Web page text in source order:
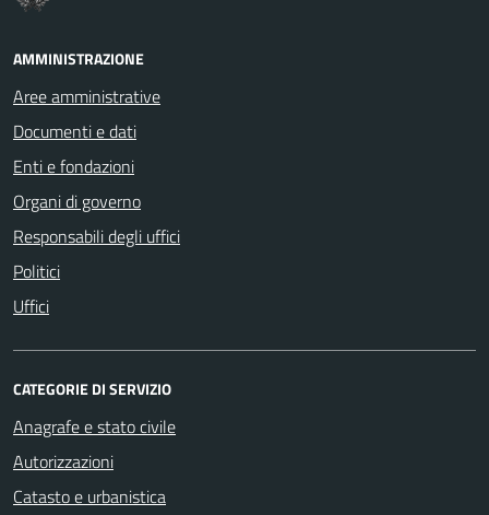
AMMINISTRAZIONE
Aree amministrative
Documenti e dati
Enti e fondazioni
Organi di governo
Responsabili degli uffici
Politici
Uffici
CATEGORIE DI SERVIZIO
Anagrafe e stato civile
Autorizzazioni
Catasto e urbanistica